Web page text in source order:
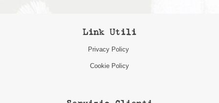
Link Utili
Privacy Policy
Cookie Policy